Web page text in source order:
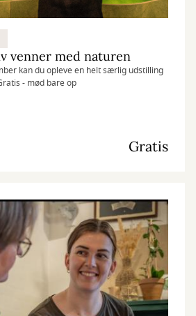
venner med naturen
kan du opleve en helt særlig udstilling
- mød bare op
Gratis